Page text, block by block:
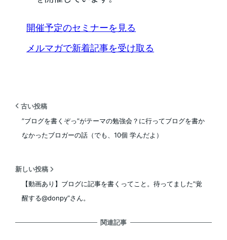
開催予定のセミナーを見る
メルマガで新着記事を受け取る
古い投稿
”ブログを書くぞっ”がテーマの勉強会？に行ってブログを書か
なかったブロガーの話（でも、10個 学んだよ）
新しい投稿
【動画あり】ブログに記事を書くってこと。待ってました”覚
醒する@donpy”さん。
関連記事